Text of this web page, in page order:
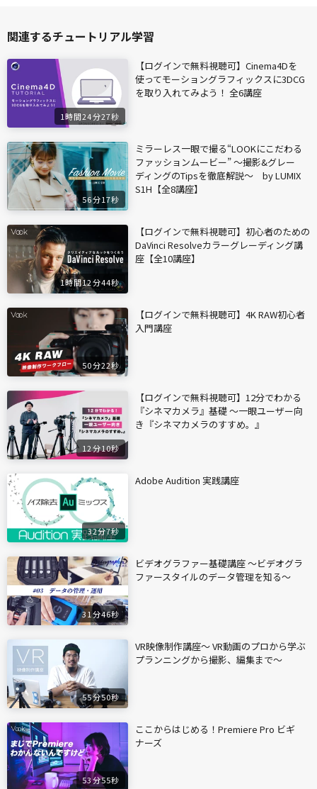
関連するチュートリアル学習
1時間24分27秒
【ログインで無料視聴可】Cinema4Dを
使ってモーショングラフィックスに3DCG
を取り入れてみよう！ 全6講座
56分17秒
ミラーレス一眼で撮る“LOOKにこだわる
ファッションムービー” ～撮影&グレー
ディングのTipsを徹底解説～ by LUMIX
S1H【全8講座】
1時間12分44秒
【ログインで無料視聴可】初心者のための
DaVinci Resolveカラーグレーディング講
座【全10講座】
50分22秒
【ログインで無料視聴可】4K RAW初心者
入門講座
12分10秒
【ログインで無料視聴可】12分でわかる
『シネマカメラ』基礎 〜一眼ユーザー向
き『シネマカメラのすすめ。』
32分7秒
Adobe Audition 実践講座
31分46秒
ビデオグラファー基礎講座 〜ビデオグラ
ファースタイルのデータ管理を知る〜
55分50秒
VR映像制作講座〜 VR動画のプロから学ぶ
プランニングから撮影、編集まで〜
53分55秒
ここからはじめる！Premiere Pro ビギ
ナーズ